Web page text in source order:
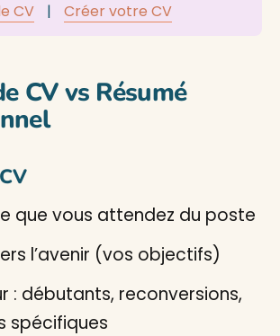
CV
| Créer votre CV
CV vs Résumé
que vous attendez du poste
l’avenir (vos objectifs)
: débutants, reconversions,
spécifiques